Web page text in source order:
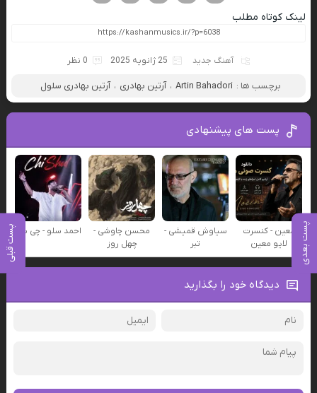
پست بعدی پست قبلی
لینک کوتاه مطلب
آهنگ جدید 25 ژانویه 2025 0 نظر
برچسب ها : Artin Bahadori ، آرتین بهادری ، آرتین بهادری سلول
پست های پیشنهادی
معین - کنسرت
لایو معین
سیاوش قمیشی -
تبر
محسن چاوشی -
چهل روز
احمد سلو - چی شد
دیدگاه خود را بگذارید